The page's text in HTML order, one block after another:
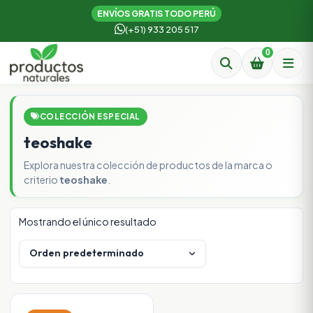
ENVÍOS GRATIS TODO PERÚ
(+51) 933 205 517
0
COLECCIÓN ESPECIAL
teoshake
Explora nuestra colección de productos de la marca o
criterio teoshake
Mostrando el único resultado